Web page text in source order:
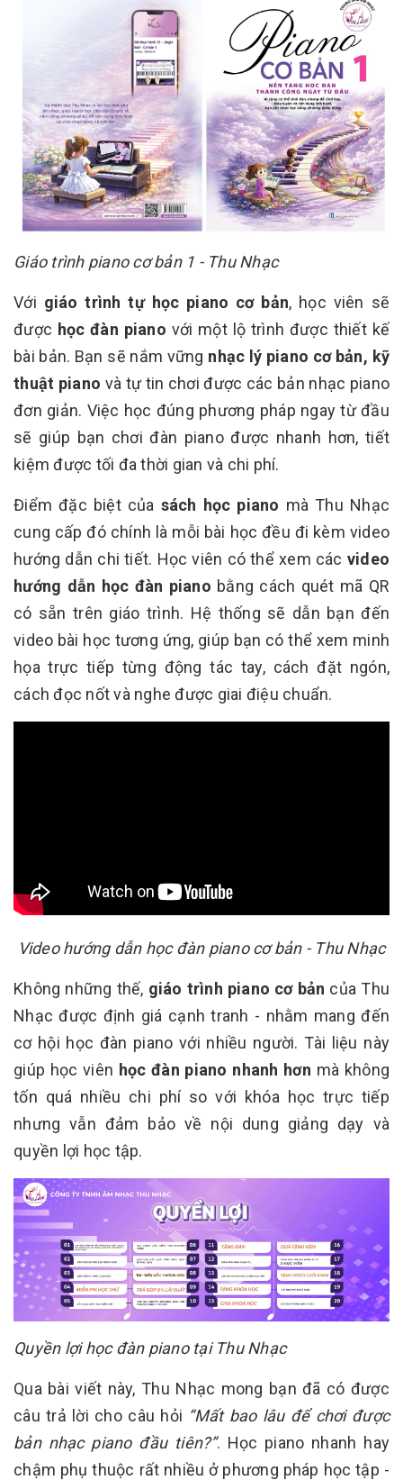
Giáo trình piano cơ bản 1 - Thu Nhạc
Với giáo trình tự học piano cơ bản, học viên sẽ
được học đàn piano với một lộ trình được thiết kế
bài bản. Bạn sẽ nắm vững nhạc lý piano cơ bản, kỹ
thuật piano và tự tin chơi được các bản nhạc piano
đơn giản. Việc học đúng phương pháp ngay từ đầu
sẽ giúp bạn chơi đàn piano được nhanh hơn, tiết
kiệm được tối đa thời gian và chi phí.
Điểm đặc biệt của sách học piano mà Thu Nhạc
cung cấp đó chính là mỗi bài học đều đi kèm video
hướng dẫn chi tiết. Học viên có thể xem các video
hướng dẫn học đàn piano bằng cách quét mã QR
có sẵn trên giáo trình. Hệ thống sẽ dẫn bạn đến
video bài học tương ứng, giúp bạn có thể xem minh
họa trực tiếp từng động tác tay, cách đặt ngón,
cách đọc nốt và nghe được giai điệu chuẩn.
Video hướng dẫn học đàn piano cơ bản - Thu Nhạc
Không những thế, giáo trình piano cơ bản của Thu
Nhạc được định giá cạnh tranh - nhằm mang đến
cơ hội học đàn piano với nhiều người. Tài liệu này
giúp học viên học đàn piano nhanh hơn mà không
tốn quá nhiều chi phí so với khóa học trực tiếp
nhưng vẫn đảm bảo về nội dung giảng dạy và
quyền lợi học tập.
Quyền lợi học đàn piano tại Thu Nhạc
Qua bài viết này, Thu Nhạc mong bạn đã có được
câu trả lời cho câu hỏi “Mất bao lâu để chơi được
bản nhạc piano đầu tiên?”. Học piano nhanh hay
chậm phụ thuộc rất nhiều ở phương pháp học tập -